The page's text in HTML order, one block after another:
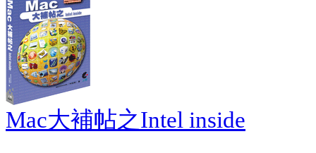
Mac大補帖之Intel inside